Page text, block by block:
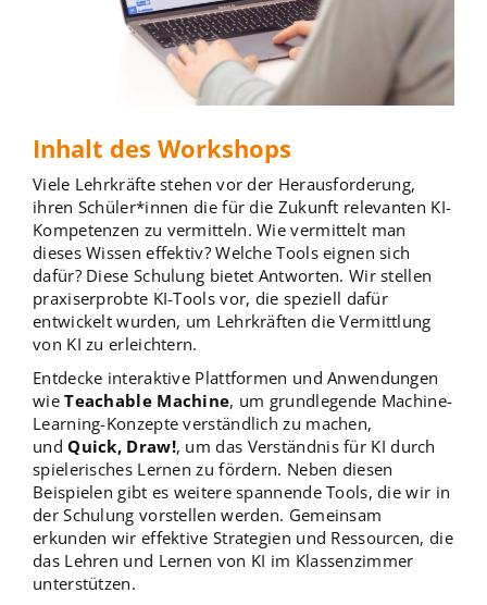
Inhalt des Workshops
Viele Lehrkräfte stehen vor der Herausforderung,
ihren Schüler*innen die für die Zukunft relevanten KI-
Kompetenzen zu vermitteln. Wie vermittelt man
dieses Wissen effektiv? Welche Tools eignen sich
dafür? Diese Schulung bietet Antworten. Wir stellen
praxiserprobte KI-Tools vor, die speziell dafür
entwickelt wurden, um Lehrkräften die Vermittlung
von KI zu erleichtern.
Entdecke interaktive Plattformen und Anwendungen
wieTeachable Machine, um grundlegende Machine-
Learning-Konzepte verständlich zu machen,
undQuick, Draw!, um das Verständnis für KI durch
spielerisches Lernen zu fördern. Neben diesen
Beispielen gibt es weitere spannende Tools, die wir in
der Schulung vorstellen werden. Gemeinsam
erkunden wir effektive Strategien und Ressourcen, die
das Lehren und Lernen von KI im Klassenzimmer
unterstützen.